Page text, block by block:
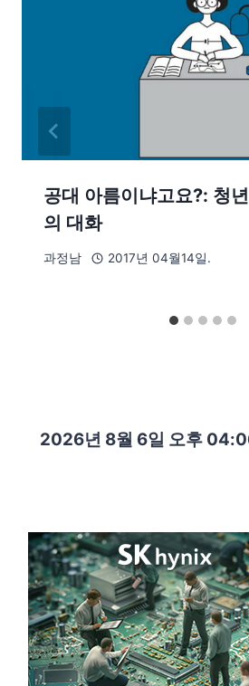
공대 아름이냐고요?: 청
의 대화
과정남 2017년 04월14일.
2026년 8월 6일 오후